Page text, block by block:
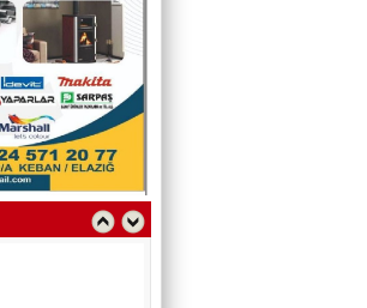
YALÇINER
BİLGİN
DEMİR